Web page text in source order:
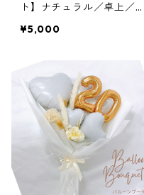
ト】ナチュラル／卓上／文
／新築祝い
¥5,000